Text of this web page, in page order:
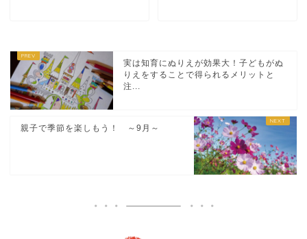
実は知育にぬりえが効果大！子どもがぬ
りえをすることで得られるメリットと
注...
親子で季節を楽しもう！ ～9月～